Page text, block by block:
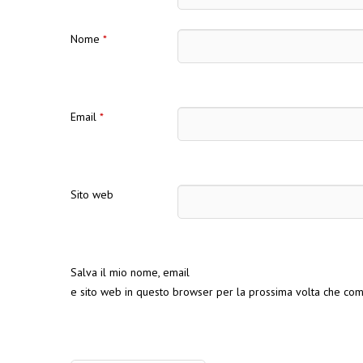
Nome *
Email *
Sito web
Salva il mio nome, email
e sito web in questo browser per la prossima volta che